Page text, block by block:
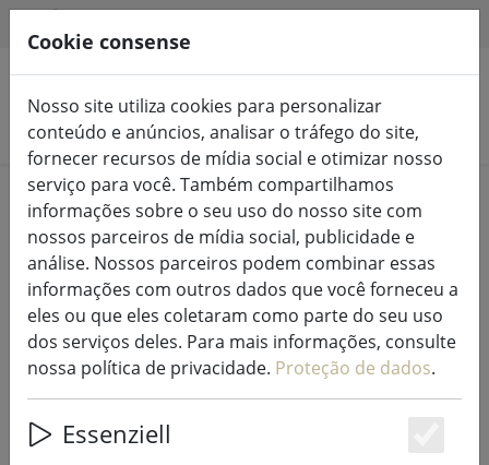
Pesquisar produtos
Home Luzes de fadas e iluminação Luzes de fadas
Extensão de luzes de fadas Sirius
Tech-Line 230V 15 m preto
Cookie consense
Nosso site utiliza cookies para personalizar
conteúdo e anúncios, analisar o tráfego do site,
fornecer recursos de mídia social e otimizar nosso
serviço para você. Também compartilhamos
informações sobre o seu uso do nosso site com
nossos parceiros de mídia social, publicidade e
análise. Nossos parceiros podem combinar essas
informações com outros dados que você forneceu a
eles ou que eles coletaram como parte do seu uso
dos serviços deles. Para mais informações, consulte
nossa política de privacidade. Proteção de dados.
Essenziell